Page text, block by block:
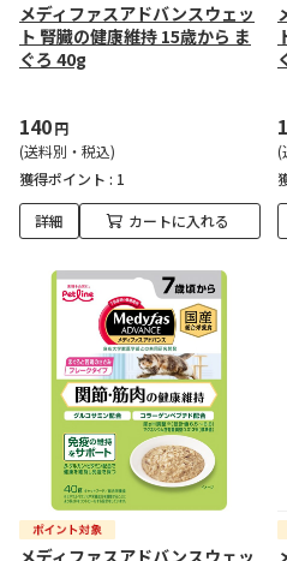
メディファスアドバンスウェッ
ト 腎臓の健康維持 15歳から ま
ぐろ 40g
140円
(送料別・税込)
獲得ポイント : 1
詳細 カートに入れる
(
メディファスアドバンスウェッ